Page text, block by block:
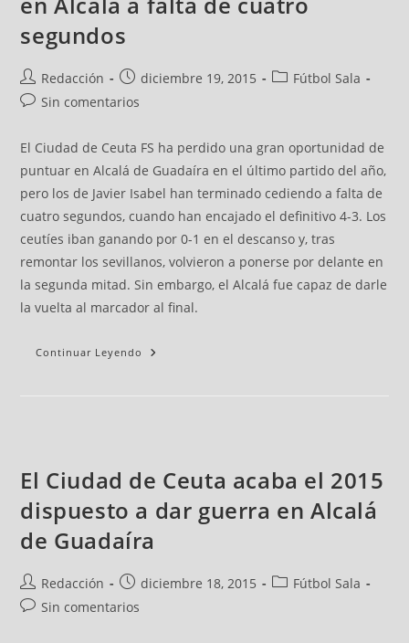
segundos
Redacción diciembre 19, 2015
Fútbol Sala
Sin comentarios
El Ciudad de Ceuta FS ha perdido una gran oportunidad de
puntuar en Alcalá de Guadaíra en el último partido del año,
pero los de Javier Isabel han terminado cediendo a falta de
cuatro segundos, cuando han encajado el definitivo 4-3. Los
ceutíes iban ganando por 0-1 en el descanso y, tras
remontar los sevillanos, volvieron a ponerse por delante en
la segunda mitad. Sin embargo, el Alcalá fue capaz de darle
la vuelta al marcador al final.
Continuar Leyendo
El Ciudad de Ceuta acaba el 2015
dispuesto a dar guerra en Alcalá
de Guadaíra
Redacción diciembre 18, 2015
Fútbol Sala
Sin comentarios